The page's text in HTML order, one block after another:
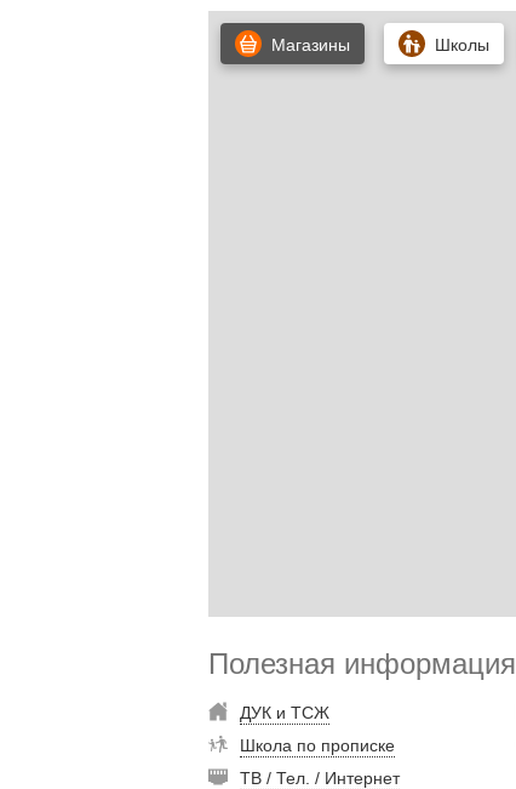
Магазины Школы
Полезная информация
ДУК и ТСЖ
Школа по прописке
ТВ / Тел. / Интернет